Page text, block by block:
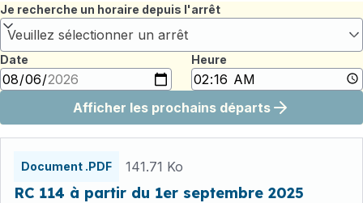
Je recherche un horaire depuis l'arrêt
Veuillez sélectionner un arrêt
Date Heure
Afficher les prochains départs
horaires
Document .PDF 141.71 Ko
RC 114 à partir du 1er septembre 2025